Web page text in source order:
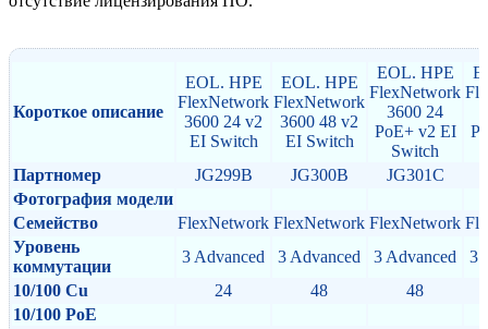
Короткое описание
EOL. HPE
FlexNetwork
3600 24 v2
EI Switch
EOL. HPE
FlexNetwork
3600 48 v2
EI Switch
EOL. HPE
FlexNetwork
3600 24
PoE+ v2 EI
Switch
Партномер
JG299B JG300B JG301C
Фотография модели
Семейство
FlexNetwork FlexNetwork FlexNetwork
Уровень
коммутации
3 Advanced 3 Advanced 3 Advanced
3
10/100 Cu
24 48
48
10/100 PoE